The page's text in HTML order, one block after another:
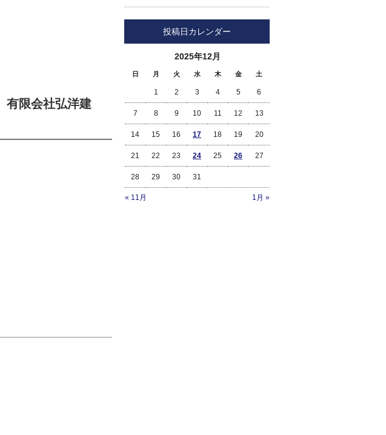
有限会社弘洋建
投稿日カレンダー
2025年12月
日 月 火 水 木 金 土
« 11月 1月 »
1 2 3 4 5 6
7 8 9 10 11 12 13
14 15 16 17 18 19 20
21 22 23 24 25 26 27
28 29 30 31